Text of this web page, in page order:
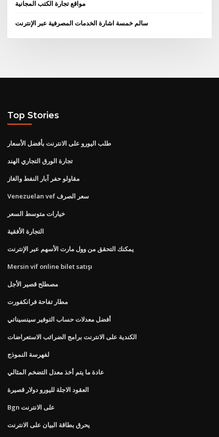
مواقع تجارة الكتب المجانية
سالم خمسة اشارة الخدمات المصرفية عبر الإنترنت
Top Stories
طلب اليورو على الانترنت بأفضل الأسعار
تجارة الورق التجاري الهند
مقاولو حفر آبار النفط والغاز
Venezuelan vef سعر الصرف
خيارات متوسط ​​السعر
التجارة الأفقية
يمكنك التحقق من وول مارت الأسهم عبر الإنترنت
Mersin vif online bilet satışı
مصطلح قصير الأجل
مطار تفاحة فرانكفورت
أفضل معدلات حساب التوفير سينسيناتي
الكندية على الانترنت برامج الضرائب الاستعراضات
لفهرسة النموذج
عادة ما يتم أخذ معدل التضخم المثالي
العقود الاجلة لليورو دولار قصيرة
Bgn على الانترنت
يحرق بطاقة البيان على الانترنت